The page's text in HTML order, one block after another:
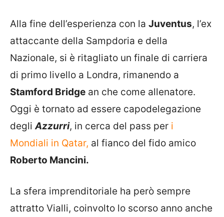
Alla fine dell’esperienza con la Juventus, l’ex
attaccante della Sampdoria e della
Nazionale, si è ritagliato un finale di carriera
di primo livello a Londra, rimanendo a
Stamford Bridge an che come allenatore.
Oggi è tornato ad essere capodelegazione
degliAzzurri, in cerca del pass per i
Mondiali in Qatar, al fianco del fido amico
Roberto Mancini.
La sfera imprenditoriale ha però sempre
attratto Vialli, coinvolto lo scorso anno anche